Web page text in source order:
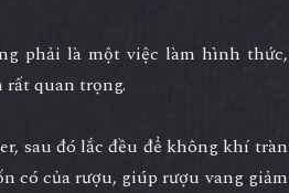
phải là một việc làm hình thức,
quan trọng.
sau đó lắc đều để không khí tràn
có của rượu, giúp rượu vang giảm